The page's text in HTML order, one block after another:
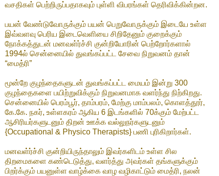
வசதிகள் பெற்றிருப்பதாகவும் புள்ளி விபரங்கள் தெரிவிக்கின்றன.
பயன் வேண்டுவோருக்கும் பயன் பெறுவோருக்கும் இடையே உள்ள
இவ்வளவு பெரிய இடைவெளியை சிறிதேனும் குறைக்கும்
நோக்கத்துடன் மனவள்ர்ச்சி குன்றியோரின் பெற்றோர்களால்
1994ல் சென்னையில் துவங்கப்பட்ட சேவை நிறுவனம் தான்
“மைத்ரி”
மூன்றே குழந்தைகளுடன் துவங்கப்பட்ட மையம் இன்று 300
குழந்தைகளை பயிற்றுவிக்கும் நிறுவனமாக வளர்ந்து நிற்கிறது.
சென்னையில் பெரம்பூர், தாம்பரம், மேற்கு மாம்பலம், கொளத்தூர்,
கே.கே. நகர், உள்ளகரம் ஆகிய 6 இடங்களில் 70க்கும் மேற்பட்ட
ஆசிரியர்களுடனும் திறன் ஊக்க வல்லுநர்களுடனும்
{Occupational & Physico Therapists} பணி புரிகிறார்கள்.
மனவள்ர்ச்சி குன்றியிருந்தாலும் இவர்களிடம் உள்ள சில
திறமைகளை கண்டெடுத்து, வளர்த்து அவர்கள் தங்களுக்கும்
பிறர்க்கும் பயனுள்ள வாழ்க்கை வாழ வழிகாட்டும் மைத்ரி, நலன்